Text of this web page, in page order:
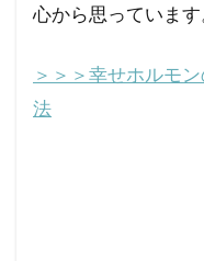
心から思っています
＞＞＞幸せホルモ
法